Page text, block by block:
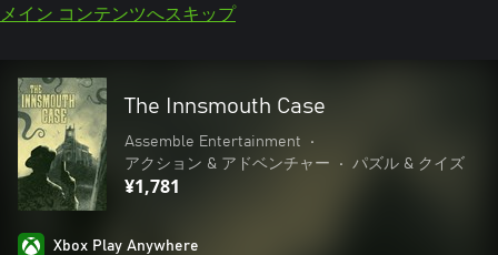
メイン コンテンツへスキップ
The Innsmouth Case
Assemble Entertainment
•
アクション & アドベンチャー
• パズル & クイズ
¥1,781
Xbox Play Anywhere